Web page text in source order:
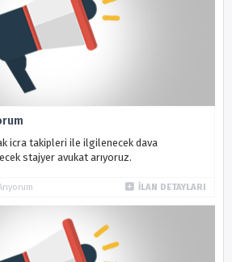
ile ilgilenecek dava
stajyer avukat arıyoruz.
İLAN DETAYLARI